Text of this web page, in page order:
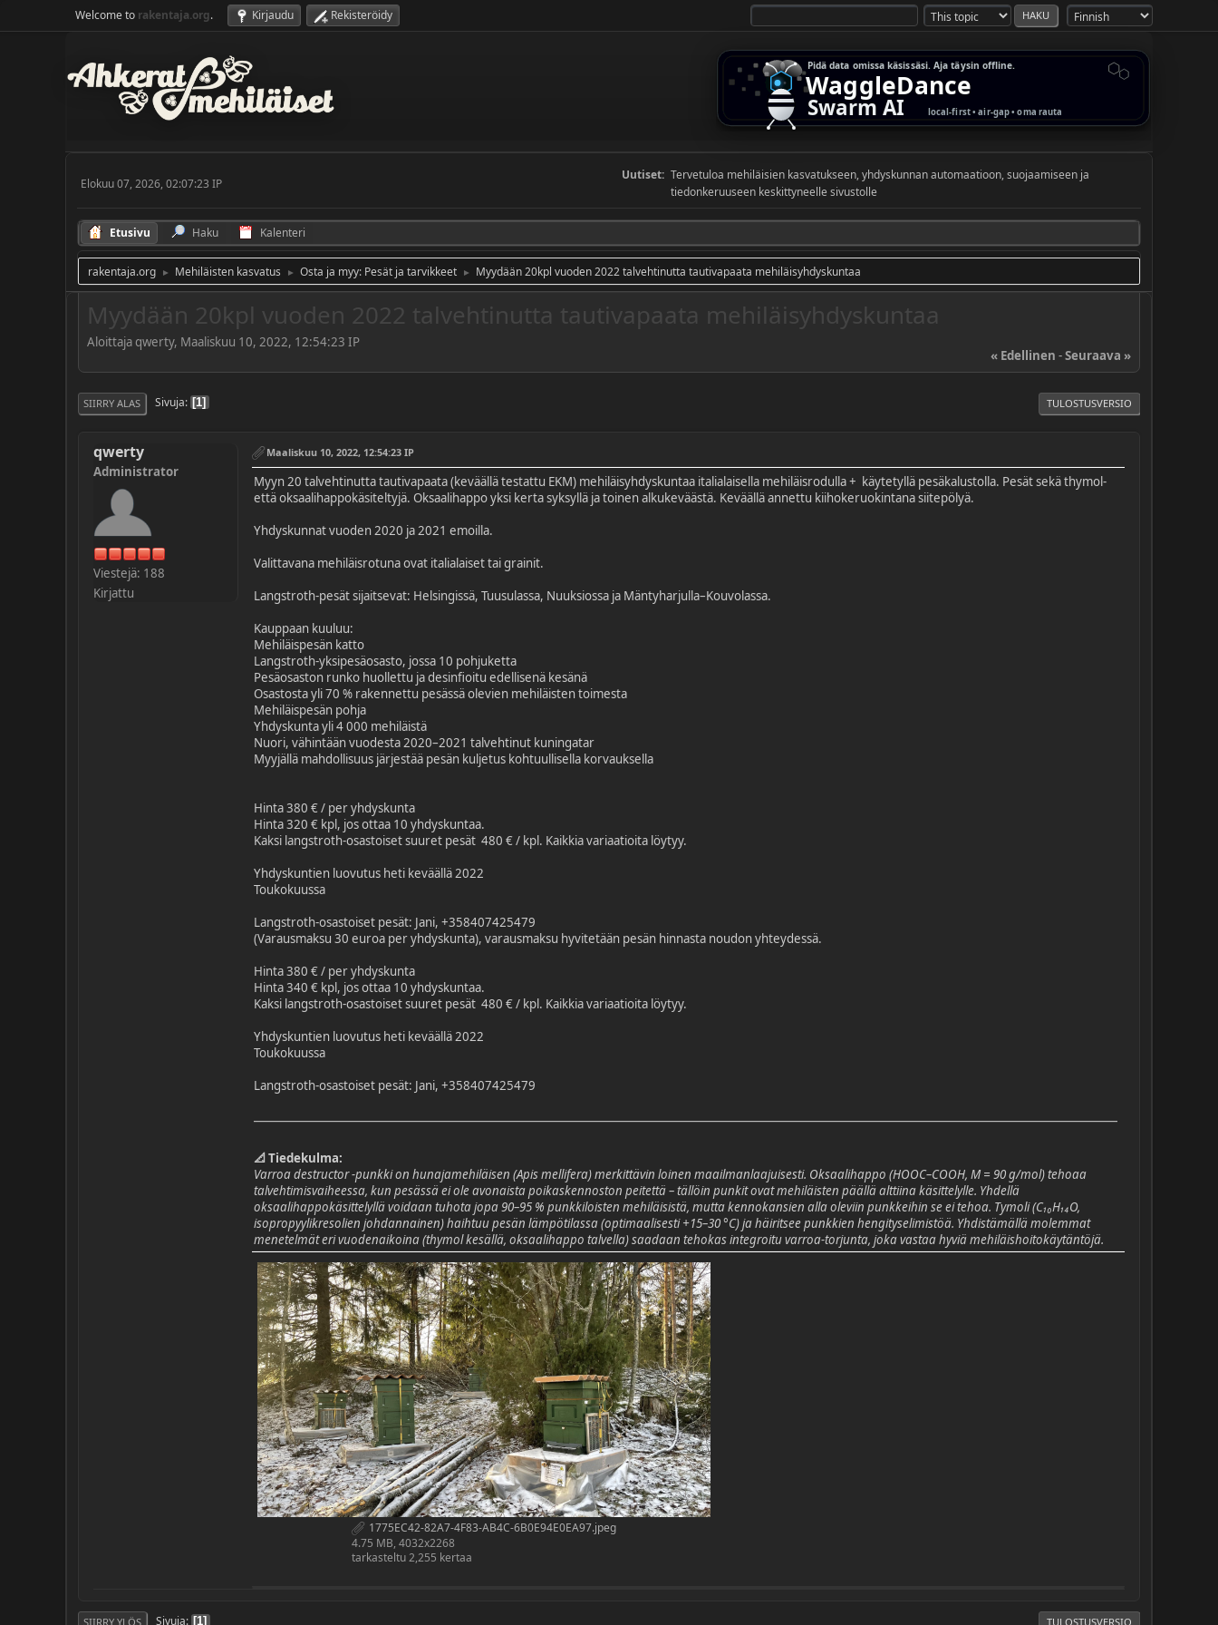
Welcome to rakentaja.org. Kirjaudu Rekisteröidy
Elokuu 07, 2026, 02:07:23 IP
Uutiset: Tervetuloa mehiläisien kasvatukseen, yhdyskunnan automaatioon, suojaamiseen ja
tiedonkeruuseen keskittyneelle sivustolle
Etusivu Haku Kalenteri
rakentaja.org ► Mehiläisten kasvatus ► Osta ja myy: Pesät ja tarvikkeet ► Myydään 20kpl vuoden 2022 talvehtinutta tautivapaata mehiläisyhdyskuntaa
Myydään 20kpl vuoden 2022 talvehtinutta tautivapaata mehiläisyhdyskuntaa
Aloittaja qwerty, Maaliskuu 10, 2022, 12:54:23 IP
« Edellinen -Seuraava »
TULOSTUSVERSIO
SIIRRY ALAS Sivuja 1
qwerty
Administrator
Viestejä: 188
Kirjattu
Maaliskuu 10, 2022, 12:54:23 IP
Myyn 20 talvehtinutta tautivapaata (keväällä testattu EKM) mehiläisyhdyskuntaa italialaisella mehiläisrodulla + käytetyllä pesäkalustolla. Pesät sekä thymol-
että oksaalihappokäsiteltyjä. Oksaalihappo yksi kerta syksyllä ja toinen alkukeväästä. Keväällä annettu kiihokeruokintana siitepölyä.
Yhdyskunnat vuoden 2020 ja 2021 emoilla.
Valittavana mehiläisrotuna ovat italialaiset tai grainit.
Langstroth-pesät sijaitsevat: Helsingissä, Tuusulassa, Nuuksiossa ja Mäntyharjulla–Kouvolassa.
Kauppaan kuuluu:
Mehiläispesän katto
Langstroth-yksipesäosasto, jossa 10 pohjuketta
Pesäosaston runko huollettu ja desinfioitu edellisenä kesänä
Osastosta yli 70 % rakennettu pesässä olevien mehiläisten toimesta
Mehiläispesän pohja
Yhdyskunta yli 4 000 mehiläistä
Nuori, vähintään vuodesta 2020–2021 talvehtinut kuningatar
Myyjällä mahdollisuus järjestää pesän kuljetus kohtuullisella korvauksella
Hinta 380 € / per yhdyskunta
Hinta 320 € kpl, jos ottaa 10 yhdyskuntaa.
Kaksi langstroth-osastoiset suuret pesät 480 € / kpl. Kaikkia variaatioita löytyy.
Yhdyskuntien luovutus heti keväällä 2022
Toukokuussa
Langstroth-osastoiset pesät: Jani, +358407425479
(Varausmaksu 30 euroa per yhdyskunta), varausmaksu hyvitetään pesän hinnasta noudon yhteydessä.
Hinta 380 € / per yhdyskunta
Hinta 340 € kpl, jos ottaa 10 yhdyskuntaa.
Kaksi langstroth-osastoiset suuret pesät 480 € / kpl. Kaikkia variaatioita löytyy.
Yhdyskuntien luovutus heti keväällä 2022
Toukokuussa
Langstroth-osastoiset pesät: Jani, +358407425479
📐 Tiedekulma:
Varroa destructor -punkki on hunajamehiläisen (Apis mellifera) merkittävin loinen maailmanlaajuisesti. Oksaalihappo (HOOC–COOH, M = 90 g/mol) tehoaa
talvehtimisvaiheessa, kun pesässä ei ole avonaista poikaskennoston peitettä – tällöin punkit ovat mehiläisten päällä alttiina käsittelylle. Yhdellä
oksaalihappokäsittelyllä voidaan tuhota jopa 90–95 % punkkiloisten mehiläisistä, mutta kennokansien alla oleviin punkkeihin se ei tehoa. Tymoli (C₁₀H₁₄O,
isopropyylikresolien johdannainen) haihtuu pesän lämpötilassa (optimaalisesti +15–30 °C) ja häiritsee punkkien hengityselimistöä. Yhdistämällä molemmat
menetelmät eri vuodenaikoina (thymol kesällä, oksaalihappo talvella) saadaan tehokas integroitu varroa-torjunta, joka vastaa hyviä mehiläishoitokäytäntöjä.
1775EC42-82A7-4F83-AB4C-6B0E94E0EA97.jpeg
4.75 MB, 4032x2268
tarkasteltu 2,255 kertaa
TULOSTUSVERSIO
SIIRRY YLÖS Sivuja 1